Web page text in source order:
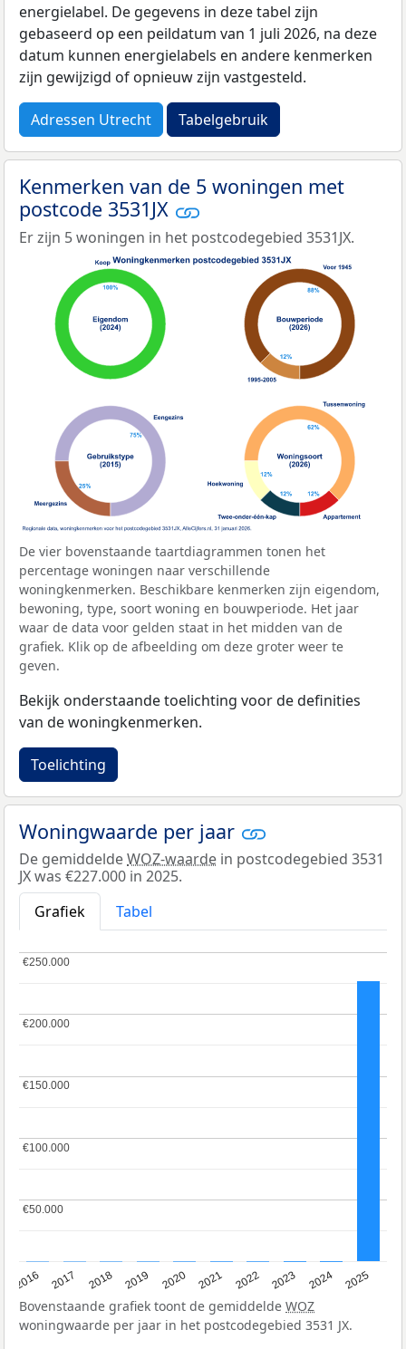
energielabel. De gegevens in deze tabel zijn
gebaseerd op een peildatum van 1 juli 2026, na deze
datum kunnen energielabels en andere kenmerken
zijn gewijzigd of opnieuw zijn vastgesteld.
Adressen Utrecht Tabelgebruik
Kenmerken van de 5 woningen met
postcode 3531JX
Er zijn 5 woningen in het postcodegebied 3531JX.
De vier bovenstaande taartdiagrammen tonen het
percentage woningen naar verschillende
woningkenmerken. Beschikbare kenmerken zijn eigendom,
bewoning, type, soort woning en bouwperiode. Het jaar
waar de data voor gelden staat in het midden van de
grafiek. Klik op de afbeelding om deze groter weer te
geven.
Bekijk onderstaande toelichting voor de definities
van de woningkenmerken.
Toelichting
Woningwaarde per jaar
De gemiddeldeWOZ-waarde in postcodegebied 3531
JX was €227.000 in 2025.
Grafiek
Tabel
2016 2017 2018 2019 2020 2021 2022 2023 2024 2025
€50.000
€50.000
€100.000
€100.000
€150.000
€150.000
€200.000
€200.000
€250.000
€250.000
Bovenstaande grafiek toont de gemiddelde WOZ
woningwaarde per jaar in het postcodegebied 3531 JX.